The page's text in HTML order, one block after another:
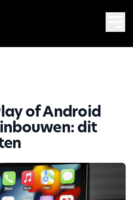
of Android
dit